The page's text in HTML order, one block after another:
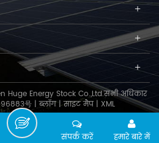
Huge Energy Stock Co.,Ltd.सभी अधिकार
号|ब्लॉग|साइट मैप| XML
हमारे बारे में
संपर्क करें